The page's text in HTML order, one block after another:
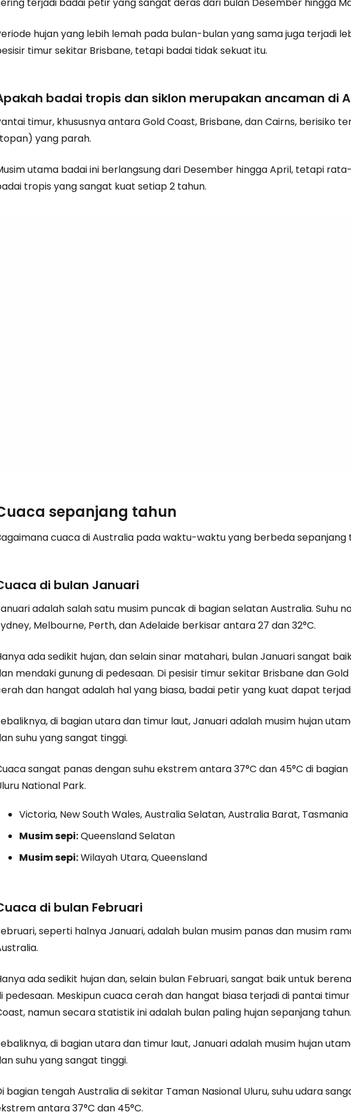
hujan yang lebih lemah pada bulan-bulan yang sama juga terjadi
timur sekitar Brisbane, tetapi badai tidak sekuat itu.
badai tropis dan siklon merupakan ancaman di
timur, khususnya antara Gold Coast, Brisbane, dan Cairns, berisiko
yang parah.
utama badai ini berlangsung dari Desember hingga April, tetapi
tropis yang sangat kuat setiap 2 tahun.
sepanjang tahun
cuaca di Australia pada waktu-waktu yang berbeda sepanjang
di bulan Januari
adalah salah satu musim puncak di bagian selatan Australia. Suhu
Melbourne, Perth, dan Adelaide berkisar antara 27 dan 32°C.
ada sedikit hujan, dan selain sinar matahari, bulan Januari sangat
mendaki gunung di pedesaan. Di pesisir timur sekitar Brisbane dan
dan hangat adalah hal yang biasa, badai petir yang kuat dapat
di bagian utara dan timur laut, Januari adalah musim hujan
suhu yang sangat tinggi.
sangat panas dengan suhu ekstrem antara 37°C dan 45°C di
National Park.
Victoria, New South Wales, Australia Selatan, Australia Barat, Tasmania
Musim sepi:Queensland Selatan
Musim sepi:Wilayah Utara, Queensland
di bulan Februari
seperti halnya Januari, adalah bulan musim panas dan musim
ada sedikit hujan dan, selain bulan Februari, sangat baik untuk
pedesaan. Meskipun cuaca cerah dan hangat biasa terjadi di pantai
namun secara statistik ini adalah bulan paling hujan sepanjang tahun.
di bagian utara dan timur laut, Januari adalah musim hujan
suhu yang sangat tinggi.
bagian tengah Australia di sekitar Taman Nasional Uluru, suhu udara
antara 37°C dan 45°C.
Masuk ke Cestee
... komunitas perjalanan di seluruh dunia
Lanjutkan dengan